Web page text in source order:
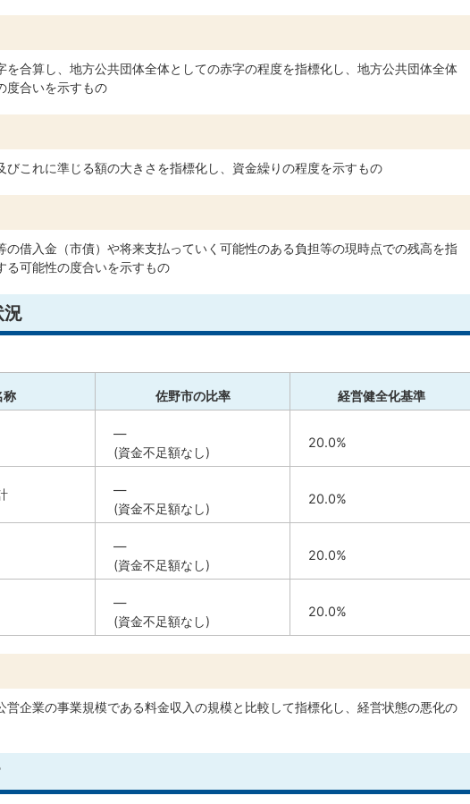
を合算し、地方公共団体全体としての赤字の程度を指標化し、地方公共団体全体
度合いを示すもの
びこれに準じる額の大きさを指標化し、資金繰りの程度を示すもの
の借入金（市債）や将来支払っていく可能性のある負担等の現時点での残高を指
る可能性の度合いを示すもの
況
称 佐野市の比率 経営健全化基準
―
(資金不足額なし)
20.0%
―
(資金不足額なし)
20.0%
―
(資金不足額なし)
20.0%
―
(資金不足額なし)
20.0%
営企業の事業規模である料金収入の規模と比較して指標化し、経営状態の悪化の